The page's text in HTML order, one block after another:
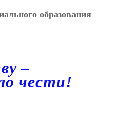
образования
–